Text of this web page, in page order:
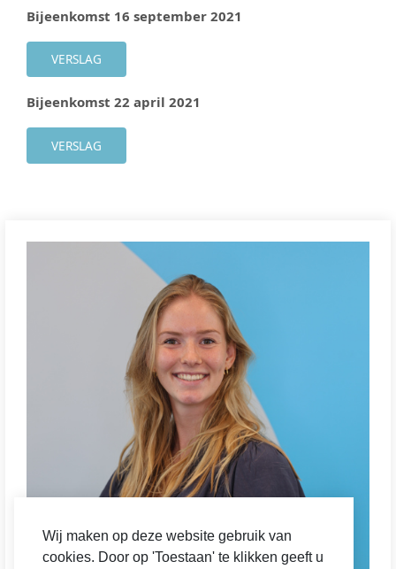
Wij maken op deze website gebruik van
cookies. Door op 'Toestaan' te klikken geeft u
Bijeenkomst 16 september 2021
VERSLAG
Bijeenkomst 22 april 2021
VERSLAG